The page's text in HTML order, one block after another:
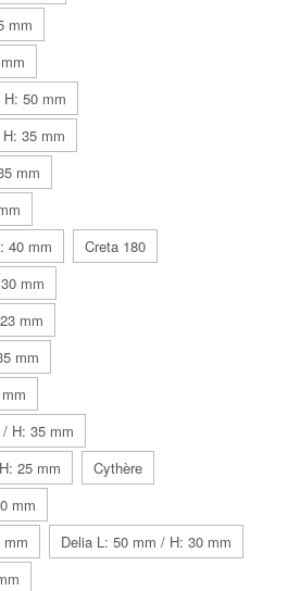
mm
50 mm
35 mm
mm
40 mm
Creta 180
mm
mm
mm
H: 35 mm
25 mm
Cythère
mm
Delia L: 50 mm / H: 30 mm